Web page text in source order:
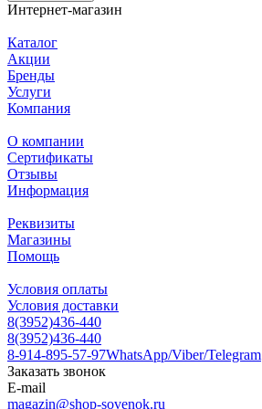
Интернет-магазин
Каталог
Акции
Бренды
Услуги
Компания
О компании
Сертификаты
Отзывы
Информация
Реквизиты
Магазины
Помощь
Условия оплаты
Условия доставки
8(3952)436-440
8(3952)436-440
8-914-895-57-97WhatsApp/Viber/Telegram
Заказать звонок
E-mail
magazin@shop-sovenok.ru